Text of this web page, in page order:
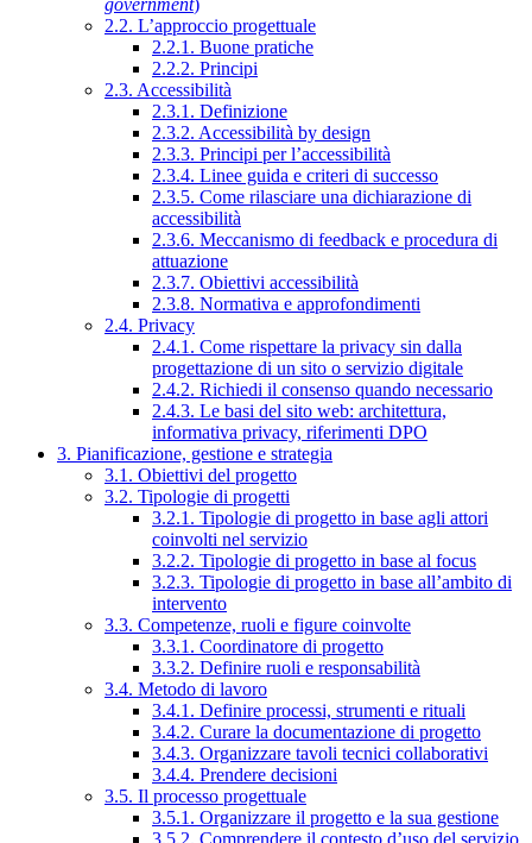
government)
2.2. L’approccio progettuale
2.2.1. Buone pratiche
2.2.2. Principi
2.3. Accessibilità
2.3.1. Definizione
2.3.2. Accessibilità by design
2.3.3. Principi per l’accessibilità
2.3.4. Linee guida e criteri di successo
2.3.5. Come rilasciare una dichiarazione di
accessibilità
2.3.6. Meccanismo di feedback e procedura di
attuazione
2.3.7. Obiettivi accessibilità
2.3.8. Normativa e approfondimenti
2.4. Privacy
2.4.1. Come rispettare la privacy sin dalla
progettazione di un sito o servizio digitale
2.4.2. Richiedi il consenso quando necessario
2.4.3. Le basi del sito web: architettura,
informativa privacy, riferimenti DPO
3. Pianificazione, gestione e strategia
3.1. Obiettivi del progetto
3.2. Tipologie di progetti
3.2.1. Tipologie di progetto in base agli attori
coinvolti nel servizio
3.2.2. Tipologie di progetto in base al focus
3.2.3. Tipologie di progetto in base all’ambito di
intervento
3.3. Competenze, ruoli e figure coinvolte
3.3.1. Coordinatore di progetto
3.3.2. Definire ruoli e responsabilità
3.4. Metodo di lavoro
3.4.1. Definire processi, strumenti e rituali
3.4.2. Curare la documentazione di progetto
3.4.3. Organizzare tavoli tecnici collaborativi
3.4.4. Prendere decisioni
3.5. Il processo progettuale
3.5.1. Organizzare il progetto e la sua gestione
3.5.2. Comprendere il contesto d’uso del servizio